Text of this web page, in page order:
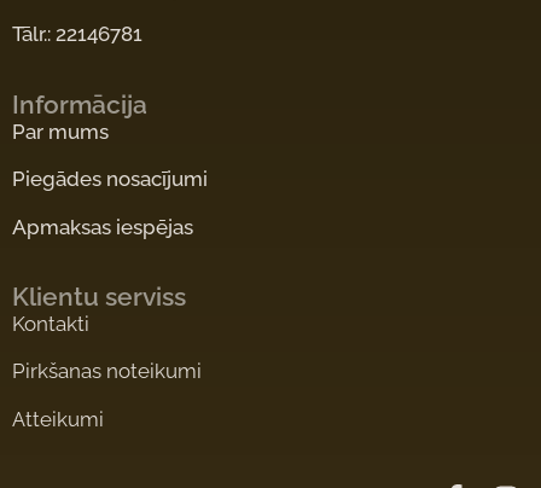
Tālr.: 22146781
Informācija
Par mums
Piegādes nosacījumi
Apmaksas iespējas
Klientu serviss
Kontakti
Pirkšanas noteikumi
Atteikumi